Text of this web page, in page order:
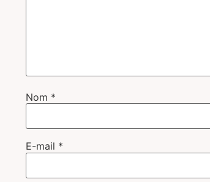
Nom *
E-mail *